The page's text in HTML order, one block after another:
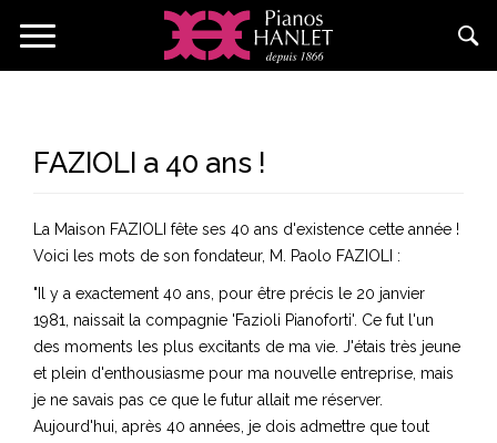
Toggle
FAZIOLI a 40 ans !
La Maison FAZIOLI fête ses 40 ans d'existence cette année !
Voici les mots de son fondateur, M. Paolo FAZIOLI :
"Il y a exactement 40 ans, pour être précis le 20 janvier
1981, naissait la compagnie 'Fazioli Pianoforti'. Ce fut l'un
des moments les plus excitants de ma vie. J'étais très jeune
et plein d'enthousiasme pour ma nouvelle entreprise, mais
je ne savais pas ce que le futur allait me réserver.
Aujourd'hui, après 40 années, je dois admettre que tout